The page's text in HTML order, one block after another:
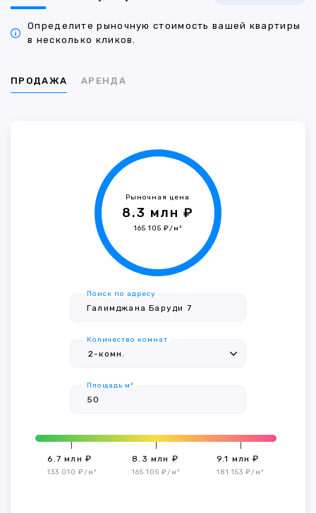
Определите рыночную стоимость вашей квартиры
в несколько кликов.
ПРОДАЖА АРЕНДА
Рыночная цена
8.3 млн ₽
165 105 ₽/м²
Поиск по адресу
Количество комнат
Площадь м²
6.7 млн ₽
133 010 ₽/м²
8.3 млн ₽
165 105 ₽/м²
9.1 млн ₽
181 153 ₽/м²